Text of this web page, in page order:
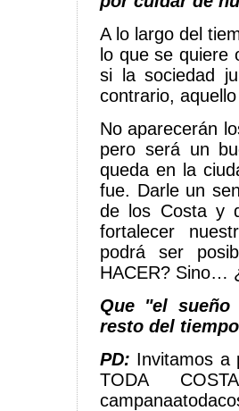
A lo largo del
lo que se quiere
si la sociedad
contrario,
No aparecerán
pero será un
queda en la
fue. Darle un
de los Costa y
fortalecer
podrá ser
HACER? Sino…
Que "el
resto del
PD: Invitamos a
TODA